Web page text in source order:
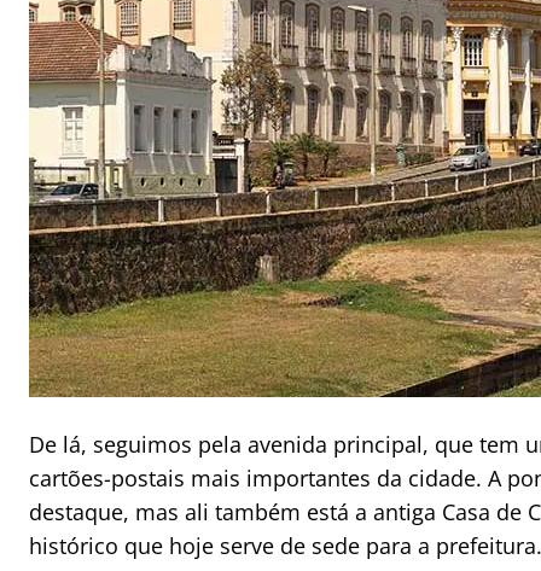
De lá, seguimos pela avenida principal, que tem
cartões-postais mais importantes da cidade. A
destaque, mas ali também está a antiga Casa de
histórico que hoje serve de sede para a